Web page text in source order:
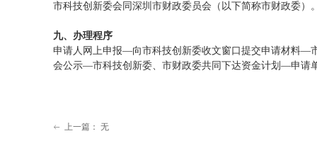
市科技创新委会同深圳市财政委员会（以下简称市财政委）
九、办理程序
申请人网上申报—向市科技创新委收文窗口提交申请材料
会公示—市科技创新委、市财政委共同下达资金计划—申请
ꂃ 上一篇： 无